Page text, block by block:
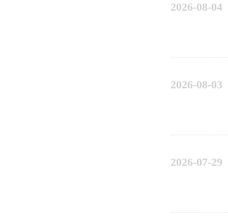
2026-08-04
2026-08-03
2026-07-29